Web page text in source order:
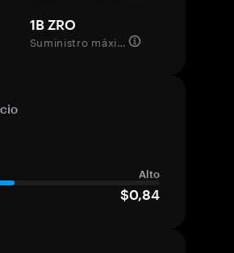
1B ZRO
Suministro máximo
Alto
$0,84